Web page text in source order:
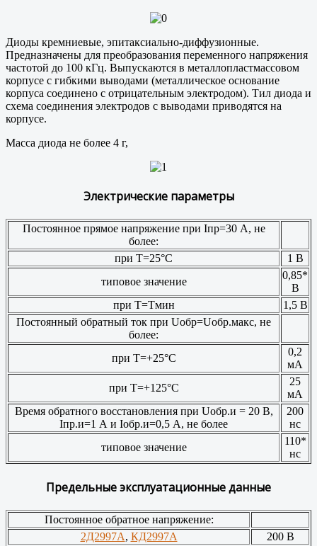
Диоды кремниевые, эпитаксиально-диффузионные.
Предназначены для преобразования переменного напряжения
частотой до 100 кГц. Выпускаются в металлопластмассовом
корпусе с гибкими выводами (металлическое основание
корпуса соединено с отрицательным электродом). Тил диода и
схема соединения электродов с выводами приводятся на
корпусе.
Масса диода не более 4 г,
Электрические параметры
Постоянное прямое напряжение при Iпр=30 А, не
более:
при Т=25°С
1 В
типовое значение
0,85*
В
при Т=Тмин
1,5 В
Постоянный обратный ток при Uобр=Uобр.макс, не
более:
при Т=+25°С
0,2
мА
при Т=+125°С
25
мА
Время обратного восстановления при Uобр.и = 20 В,
Iпр.и=1 А и Iобр.и=0,5 А, не более
200
нс
типовое значение
110*
нс
Предельные эксплуатационные данные
Постоянное обратное напряжение:
2Д2997А, КД2997А
200 В